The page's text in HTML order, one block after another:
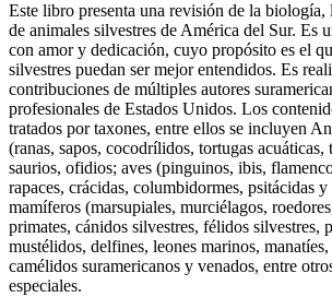
Este libro presenta una revisión de la
de animales silvestres de América del Sur. Es
con amor y dedicación, cuyo propósito es el
silvestres puedan ser mejor entendidos. Es
contribuciones de múltiples autores
profesionales de Estados Unidos. Los
tratados por taxones, entre ellos se incluyen
(ranas, sapos, cocodrílidos, tortugas acuáticas,
saurios, ofidios; aves (pinguinos, ibis,
rapaces, crácidas, columbidormes, psitácidas
mamíferos (marsupiales, murciélagos,
primates, cánidos silvestres, félidos silvestres,
mustélidos, delfines, leones marinos, manatíes,
camélidos suramericanos y venados, entre
especiales.